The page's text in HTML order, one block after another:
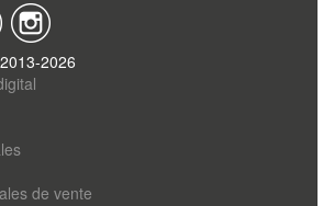
2026
de vente